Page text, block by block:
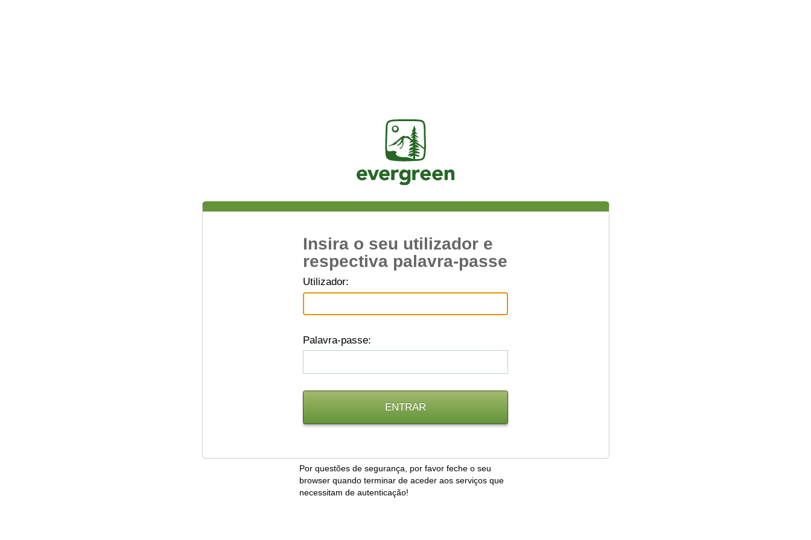
Jasig
Insira o seu utilizador e
respectiva palavra-passe
Utilizador:
Palavra-passe:
Por questões de segurança, por favor feche o seu
browser quando terminar de aceder aos serviços que
necessitam de autenticação!